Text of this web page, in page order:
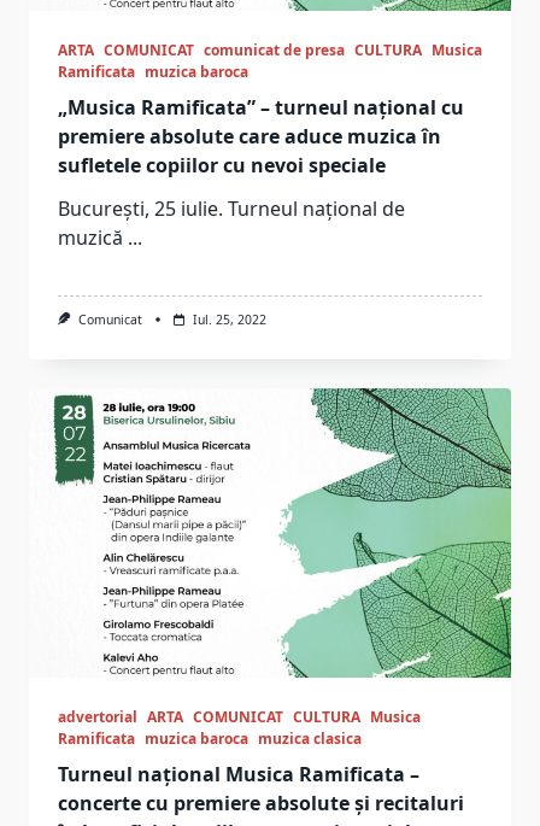
ARTA COMUNICAT comunicat de presa CULTURA Musica
Ramificata muzica baroca
„Musica Ramificata” – turneul național cu
premiere absolute care aduce muzica în
sufletele copiilor cu nevoi speciale
București, 25 iulie. Turneul național de
muzică ...
Comunicat Iul. 25, 2022
advertorial ARTA COMUNICAT CULTURA Musica
Ramificata muzica baroca muzica clasica
Turneul național Musica Ramificata –
concerte cu premiere absolute și recitaluri